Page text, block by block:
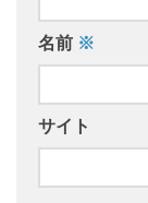
名前 ※
サイト